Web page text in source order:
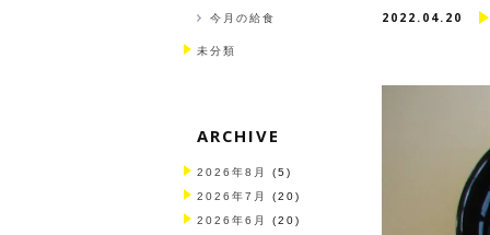
2022.04.20
今月の給食
未分類
ARCHIVE
2026年8月 (5)
2026年7月 (20)
2026年6月 (20)